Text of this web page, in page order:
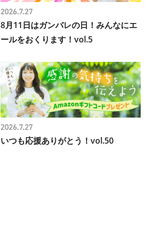
8月11日はガンバレの日！みんなにエ
ールをおくります！vol.5
2026.7.27
いつも応援ありがとう！vol.50
2026.7.27